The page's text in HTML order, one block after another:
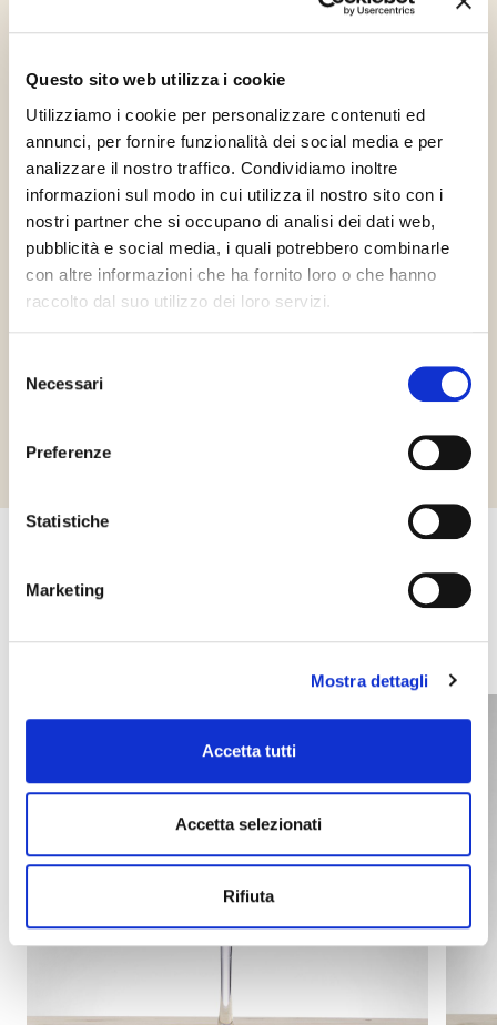
Questo sito web utilizza i cookie
Utilizziamo i cookie per personalizzare contenuti ed
annunci, per fornire funzionalità dei social media e per
analizzare il nostro traffico. Condividiamo inoltre
informazioni sul modo in cui utilizza il nostro sito con i
nostri partner che si occupano di analisi dei dati web,
pubblicità e social media, i quali potrebbero combinarle
con altre informazioni che ha fornito loro o che hanno
raccolto dal suo utilizzo dei loro servizi.
delNecessari
Preferenze
Statistiche
Marketing
Mostra dettagli
Accetta tutti
Accetta selezionati
Rifiuta
Vegán Gluténmentes Halal Italia
HCS
Egyéb termékek, amelyek